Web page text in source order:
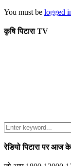
You must be logged
कृषि पिटारा TV
Search
for:
रेडियो पिटारा पर आज